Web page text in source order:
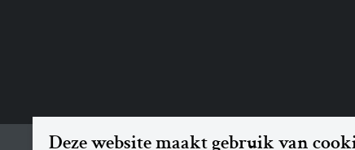
Deze website maakt gebruik van
© 2026 Boekhandel De Slegte